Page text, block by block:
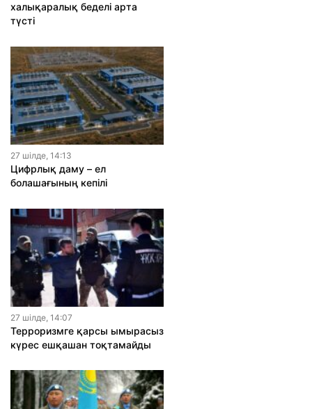
халықаралық беделі арта
түсті
27 шiлде, 14:13
Цифрлық даму – ел
болашағының кепілі
27 шiлде, 14:07
Терроризмге қарсы ымырасыз
күрес ешқашан тоқтамайды